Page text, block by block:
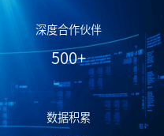
深度合作伙伴
500+
数据积累